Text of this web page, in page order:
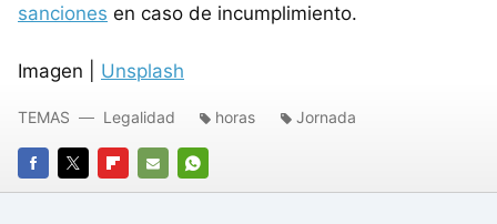
sanciones en caso de incumplimiento.
Imagen | Unsplash
FACEBOOK
TWITTERFLIPBOARD
E-
WHATSAPP
TEMAS Legalidad horas Jornada